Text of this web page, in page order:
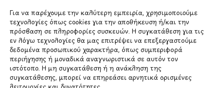
Για να παρέχουμε την καλύτερη εμπειρία, χρησιμοποιούμε
τεχνολογίες όπως cookies για την αποθήκευση ή/και την
πρόσβαση σε πληροφορίες συσκευών. Η συγκατάθεση για τις
εν λόγω τεχνολογίες θα μας επιτρέψει να επεξεργαστούμε
δεδομένα προσωπικού χαρακτήρα, όπως συμπεριφορά
περιήγησης ή μοναδικά αναγνωριστικά σε αυτόν τον
ιστότοπο. Η μη συγκατάθεση ή η ανάκληση της
συγκατάθεσης, μπορεί να επηρεάσει αρνητικά ορισμένες
Έχω διαβάσει και συμφωνώ με την
Πολιτική Απορρήτου